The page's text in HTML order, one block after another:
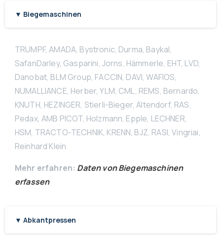
▼ Biegemaschinen
TRUMPF, AMADA, Bystronic, Durma, Baykal,
SafanDarley, Gasparini, Jorns, Hämmerle, EHT, LVD,
Danobat, BLM Group, FACCIN, DAVI, WAFIOS,
NUMALLIANCE, Herber, YLM, CML, REMS, Bernardo,
KNUTH, HEZINGER, Stierli-Bieger, Altendorf, RAS,
Pedax, AMB PICOT, Holzmann, Epple, LECHNER,
HSM, TRACTO-TECHNIK, KRENN, BJZ, RASI, Vingriai,
Reinhard Klein
Mehr erfahren: Daten von Biegemaschinen
erfassen
▼ Abkantpressen